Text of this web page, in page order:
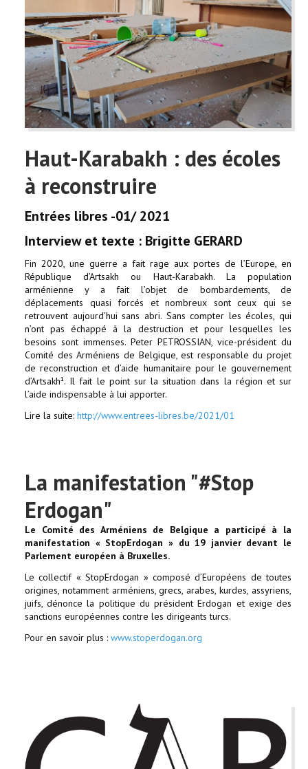
Haut-Karabakh : des écoles
à reconstruire
Entrées libres -01/ 2021
Interview et texte : Brigitte GERARD
Fin 2020, une guerre a fait rage aux portes de l’Europe, en
République d’Artsakh ou Haut-Karabakh. La population
arménienne y a fait l’objet de bombardements, de
déplacements quasi forcés et nombreux sont ceux qui se
retrouvent aujourd’hui sans abri. Sans compter les écoles, qui
n’ont pas échappé à la destruction et pour lesquelles les
besoins sont immenses. Peter PETROSSIAN, vice-président du
Comité des Arméniens de Belgique, est responsable du projet
de reconstruction et d’aide humanitaire pour le gouvernement
d’Artsakh¹. Il fait le point sur la situation dans la région et sur
l’aide indispensable à lui apporter.
Lire la suite: http://www.entrees-libres.be/2021/01
La manifestation "#Stop
Erdogan"
Le Comité des Arméniens de Belgique a participé à la
manifestation « StopErdogan » du 19 janvier devant le
Parlement européen à Bruxelles.
Le collectif « StopErdogan » composé d’Européens de toutes
origines, notamment arméniens, grecs, arabes, kurdes, assyriens,
juifs, dénonce la politique du président Erdogan et exige des
sanctions européennes contre les dirigeants turcs.
Pour en savoir plus : www.stoperdogan.org